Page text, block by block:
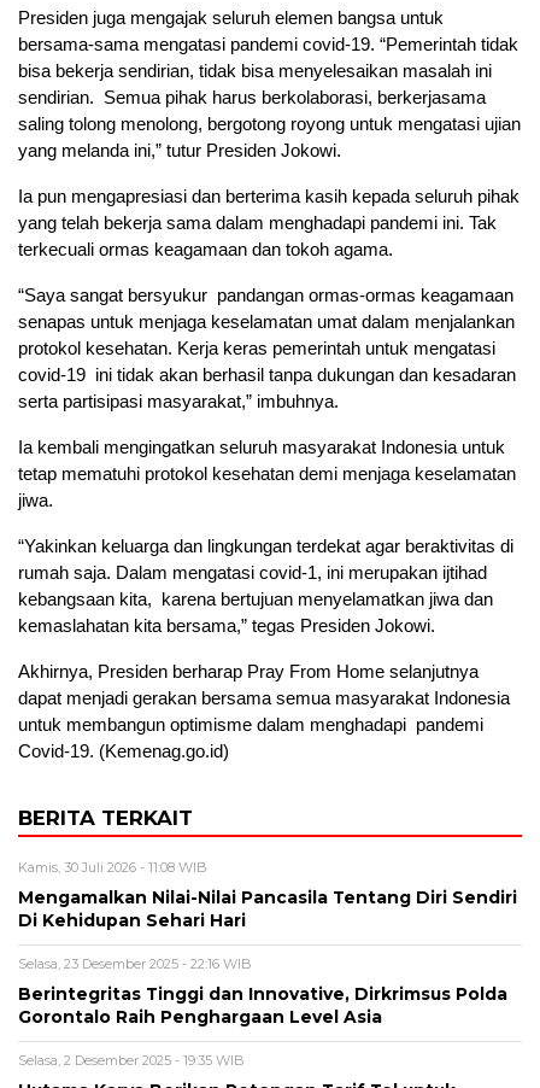
Presiden juga mengajak seluruh elemen bangsa untuk
bersama-sama mengatasi pandemi covid-19. “Pemerintah tidak
bisa bekerja sendirian, tidak bisa menyelesaikan masalah ini
sendirian. Semua pihak harus berkolaborasi, berkerjasama
saling tolong menolong, bergotong royong untuk mengatasi ujian
yang melanda ini,” tutur Presiden Jokowi.
Ia pun mengapresiasi dan berterima kasih kepada seluruh pihak
yang telah bekerja sama dalam menghadapi pandemi ini. Tak
terkecuali ormas keagamaan dan tokoh agama.
“Saya sangat bersyukur pandangan ormas-ormas keagamaan
senapas untuk menjaga keselamatan umat dalam menjalankan
protokol kesehatan. Kerja keras pemerintah untuk mengatasi
covid-19 ini tidak akan berhasil tanpa dukungan dan kesadaran
serta partisipasi masyarakat,” imbuhnya.
Ia kembali mengingatkan seluruh masyarakat Indonesia untuk
tetap mematuhi protokol kesehatan demi menjaga keselamatan
jiwa.
“Yakinkan keluarga dan lingkungan terdekat agar beraktivitas di
rumah saja. Dalam mengatasi covid-1, ini merupakan ijtihad
kebangsaan kita, karena bertujuan menyelamatkan jiwa dan
kemaslahatan kita bersama,” tegas Presiden Jokowi.
Akhirnya, Presiden berharap Pray From Home selanjutnya
dapat menjadi gerakan bersama semua masyarakat Indonesia
untuk membangun optimisme dalam menghadapi pandemi
Covid-19. (Kemenag.go.id)
BERITA TERKAIT
Kamis, 30 Juli 2026 - 11:08 WIB
Mengamalkan Nilai-Nilai Pancasila Tentang Diri Sendiri
Di Kehidupan Sehari Hari
Selasa, 23 Desember 2025 - 22:16 WIB
Berintegritas Tinggi dan Innovative, Dirkrimsus Polda
Gorontalo Raih Penghargaan Level Asia
Selasa, 2 Desember 2025 - 19:35 WIB